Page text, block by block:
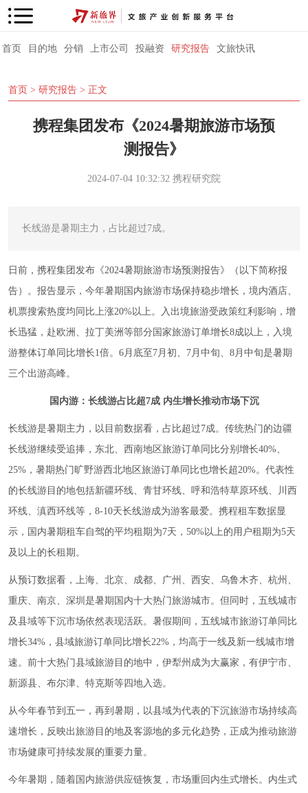
首页 目的地 分销 上市公司 投融资 研究报告 文旅快讯
首页 > 研究报告 > 正文
携程集团发布《2024暑期旅游市场预
测报告》
2024-07-04 10:32:32 携程研究院
长线游是暑期主力，占比超过7成。
日前，携程集团发布《2024暑期旅游市场预测报告》（以下简称报
告）。报告显示，今年暑期国内旅游市场保持稳步增长，境内酒店、
机票搜索热度均同比上涨20%以上。入出境旅游受政策红利影响，增
长迅猛，赴欧洲、拉丁美洲等部分国家旅游订单增长8成以上，入境
游整体订单同比增长1倍。6月底至7月初、7月中旬、8月中旬是暑期
三个出游高峰。
国内游：长线游占比超7成 内生增长推动市场下沉
长线游是暑期主力，以目前数据看，占比超过7成。传统热门的边疆
长线游继续受追捧，东北、西南地区旅游订单同比分别增长40%、
25%，暑期热门旷野游西北地区旅游订单同比也增长超20%。代表性
的长线游目的地包括新疆环线、青甘环线、呼和浩特草原环线、川西
环线、滇西环线等，8-10天长线游成为游客最爱。携程租车数据显
示，国内暑期租车自驾的平均租期为7天，50%以上的用户租期为5天
及以上的长租期。
从预订数据看，上海、北京、成都、广州、西安、乌鲁木齐、杭州、
重庆、南京、深圳是暑期国内十大热门旅游城市。但同时，五线城市
及县域等下沉市场依然表现活跃。暑假期间，五线城市旅游订单同比
增长34%，县域旅游订单同比增长22%，均高于一线及新一线城市增
速。前十大热门县域旅游目的地中，伊犁州成为大赢家，有伊宁市、
新源县、布尔津、特克斯等四地入选。
从今年春节到五一，再到暑期，以县域为代表的下沉旅游市场持续高
速增长，反映出旅游目的地及客源地的多元化趋势，正成为推动旅游
市场健康可持续发展的重要力量。
今年暑期，随着国内旅游供应链恢复，市场重回内生式增长。内生式